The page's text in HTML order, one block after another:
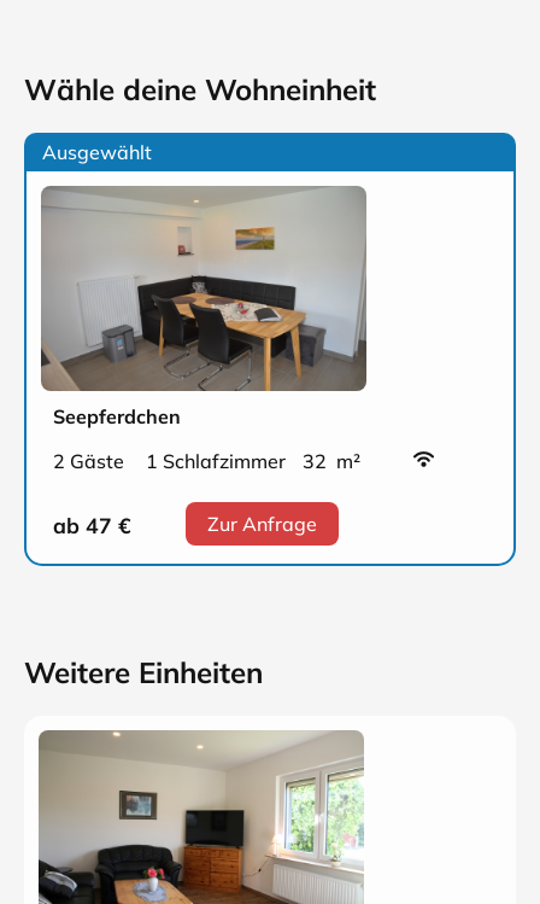
Wähle deine Wohneinheit
Ausgewählt
Seepferdchen
2 Gäste
1 Schlafzimmer 32 m²
ab 47 € Zur Anfrage
Weitere Einheiten